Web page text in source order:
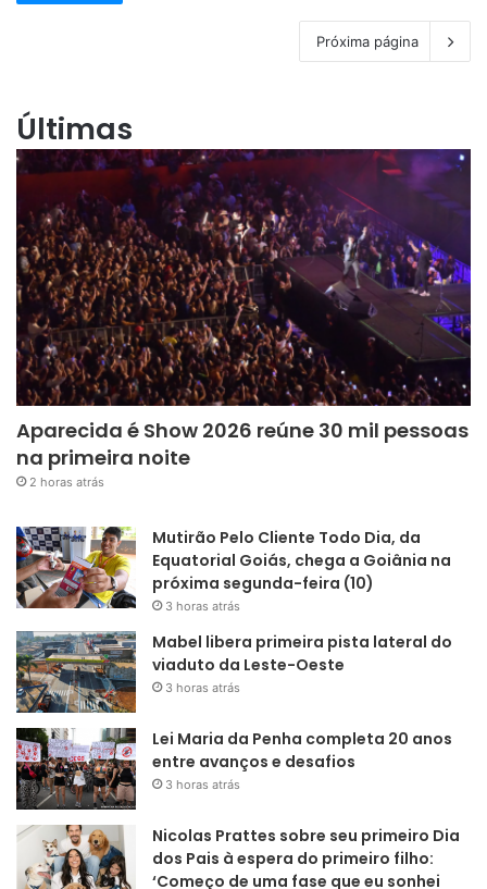
Próxima página
Últimas
Aparecida é Show 2026 reúne 30 mil pessoas
na primeira noite
2 horas atrás
Mutirão Pelo Cliente Todo Dia, da
Equatorial Goiás, chega a Goiânia na
próxima segunda-feira (10)
3 horas atrás
Mabel libera primeira pista lateral do
viaduto da Leste-Oeste
3 horas atrás
Lei Maria da Penha completa 20 anos
entre avanços e desafios
3 horas atrás
Nicolas Prattes sobre seu primeiro Dia
dos Pais à espera do primeiro filho:
‘Começo de uma fase que eu sonhei